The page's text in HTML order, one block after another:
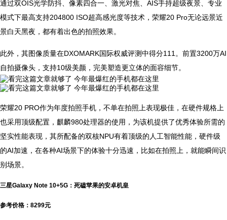
通过双OIS光学防抖、像素四合一、激光对焦、AIS手持超级夜景、专业
模式下最高支持204800 ISO超高感光度等技术，荣耀20 Pro无论远景近
景白天黑夜，都有着出色的拍照效果。
此外，其图像质量在DXOMARK国际权威评测中得分111。前置3200万AI
自拍摄像头，支持10级美颜，完美塑造更立体的面容细节。
荣耀20 PRO作为年度拍照手机，不单在拍照上表现极佳，在硬件规格上
也采用顶级配置，麒麟980处理器的使用，为该机提供了优秀体验所需的
坚实性能表现，其所配备的双核NPU有着顶级的人工智能性能，硬件级
的AI加速，在各种AI场景下的体验十分迅速，比如在拍照上，就能瞬间识
别场景。
三星Galaxy Note 10+5G：死磕苹果的安卓机皇
参考价格：8299元